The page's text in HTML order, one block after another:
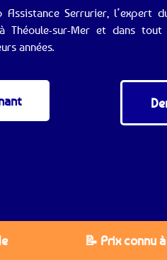
Assistance Serrurier, l’expert
Théoule-sur-Mer et dans
années.
📝 Prix connu